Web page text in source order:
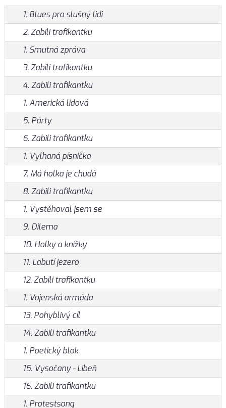
1. Blues pro slušný lidi
2. Zabili trafikantku
1. Smutná zpráva
3. Zabili trafikantku
4. Zabili trafikantku
1. Americká lidová
5. Párty
6. Zabili trafikantku
1. Vylhaná písnička
7. Má holka je chudá
8. Zabili trafikantku
1. Vystěhoval jsem se
9. Dilema
10. Holky a knížky
11. Labutí jezero
12. Zabili trafikantku
1. Vojenská armáda
13. Pohyblivý cíl
14. Zabili trafikantku
1. Poetický blok
15. Vysočany - Libeň
16. Zabili trafikantku
1. Protestsong